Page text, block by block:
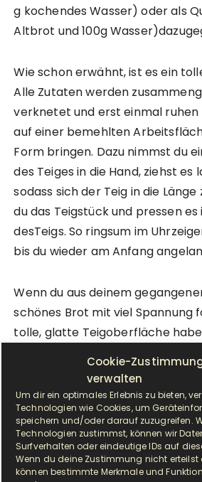
Cookie-
verwalten
Um dir ein optimales Erlebnis zu bieten,
Technologien wie Cookies, um
speichern und/oder darauf zuzugreifen.
Technologien zustimmst, können wir
Surfverhalten oder eindeutige IDs auf
Wenn du deine Zustimmung nicht erteilst
können bestimmte Merkmale und
g kochendes Wasser) oder als
Altbrot und 100g
Wie schon erwähnt, ist es ein
Alle Zutaten werden
verknetet und erst einmal ruhen
auf einer bemehlten
Form bringen. Dazu nimmst du
des Teiges in die Hand, ziehst es
sodass sich der Teig in die Länge
du das Teigstück und pressen
desTeigs. So ringsum im
bis du wieder am Anfang
Wenn du aus deinem
schönes Brot mit viel Spannung
tolle, glatte Teigoberfläche
anderes als das Brot in Form und
bringen.Außerdem sorgt das
große Gasblasen
das Ruhen entstanden sein
Teig herausgedrückt werden.
auch die Hefeaktivität durch den